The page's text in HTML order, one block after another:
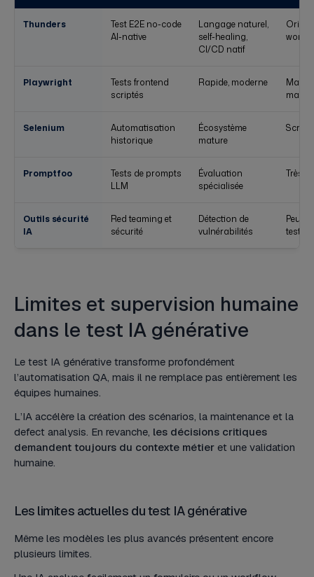
Thunders
Test E2E no-code
AI-native
Langage naturel,
self-healing,
CI/CD natif
Playwright
Tests frontend
scriptés
Rapide, moderne
Selenium
Automatisation
historique
Écosystème
mature
Promptfoo
Tests de prompts
LLM
Évaluation
spécialisée
Très
Outils sécurité
IA
Red teaming et
sécurité
Détection de
vulnérabilités
Peu
test
Limites et supervision humaine
dans le test IA générative
Le test IA générative transforme profondément
l’automatisation QA, mais il ne remplace pas entièrement les
équipes humaines.
L’IA accélère la création des scénarios, la maintenance et la
defect analysis. En revanche, les décisions critiques
demandent toujours du contexte métier et une validation
humaine.
Les limites actuelles du test IA générative
Même les modèles les plus avancés présentent encore
plusieurs limites.